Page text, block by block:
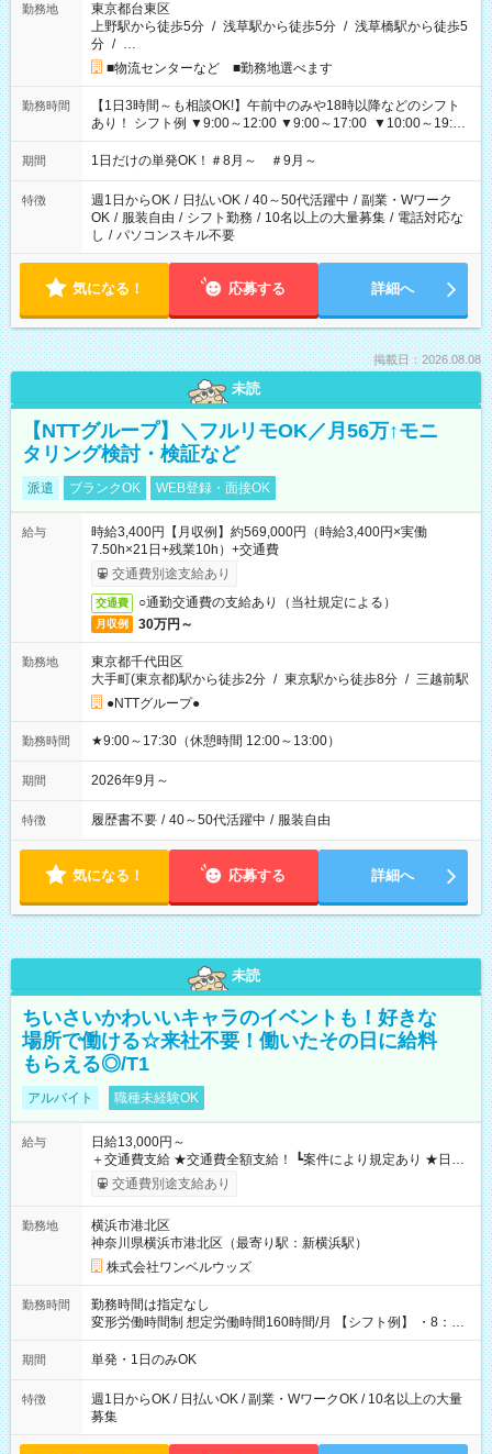
勤務地
東京都台東区
上野駅から徒歩5分 / 浅草駅から徒歩5分 / 浅草橋駅から徒歩5
分 / …
■物流センターなど ■勤務地選べます
勤務時間
【1日3時間～も相談OK!】午前中のみや18時以降などのシフト
あり！ シフト例 ▼9:00～12:00 ▼9:00～17:00 ▼10:00～19:00
▼18:00～21:00
期間 1日だけの単発OK！＃8月～ ＃9月～
特徴 週1日からOK / 日払いOK / 40～50代活躍中 / 副業・Wワーク
OK / 服装自由 / シフト勤務 / 10名以上の大量募集 / 電話対応な
し / パソコンスキル不要
気になる！ 応募する 詳細へ
掲載日：2026.08.08
未読
【NTTグループ】＼フルリモOK／月56万↑モニ
タリング検討・検証など
派遣 ブランクOK WEB登録・面接OK
給与
時給3,400円【月収例】約569,000円（時給3,400円×実働
7.50h×21日+残業10h）+交通費
交通費別途支給あり
交通費 ○通勤交通費の支給あり（当社規定による）
月収例 30万円～
勤務地
東京都千代田区
大手町(東京都)駅から徒歩2分 / 東京駅から徒歩8分 / 三越前駅
●NTTグループ●
勤務時間 ★9:00～17:30（休憩時間 12:00～13:00）
期間 2026年9月～
特徴 履歴書不要 / 40～50代活躍中 / 服装自由
気になる！ 応募する 詳細へ
未読
ちいさいかわいいキャラのイベントも！好きな
場所で働ける☆来社不要！働いたその日に給料
もらえる◎/T1
アルバイト 職種未経験OK
給与
日給13,000円～
＋交通費支給 ★交通費全額支給！ ┗案件により規定あり ★日払
いOK！（規定あり） ┗働いたその日に現金GET♪ お仕事後はコ
ンビニATMから 日払い分を引き落とせます！ 【試用期間】試
交通費別途支給あり
勤務地
横浜市港北区
神奈川県横浜市港北区（最寄り駅：新横浜駅）
株式会社ワンベルウッズ
勤務時間
勤務時間は指定なし
変形労働時間制 想定労働時間160時間/月 【シフト例】 ・8：00
～21：00
期間 単発・1日のみOK
特徴
週1日からOK / 日払いOK / 副業・WワークOK / 10名以上の大量
募集